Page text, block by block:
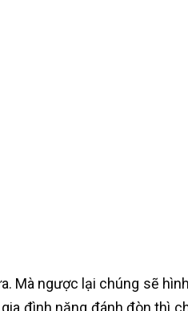
Mà ngược lại chúng sẽ
đình nặng đánh đòn thì